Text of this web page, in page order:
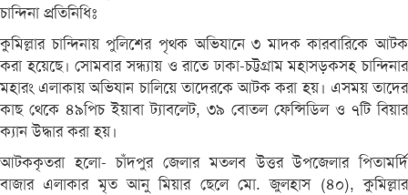
চান্দিনা প্রতিনিধিঃ
কুমিল্লার চান্দিনায় পুলিশের পৃথক অভিযানে ৩ মাদক কারবারিকে আটক
করা হয়েছে। সোমবার সন্ধ্যায় ও রাতে ঢাকা-চট্টগ্রাম মহাসড়কসহ চান্দিনার
মহারং এলাকায় অভিযান চালিয়ে তাদেরকে আটক করা হয়। এসময় তাদের
কাছ থেকে ৪৯পিচ ইয়াবা ট্যাবলেট, ৩৯ বোতল ফেন্সিডিল ও ৭টি বিয়ার
ক্যান উদ্ধার করা হয়।
আটককৃতরা হলো- চাঁদপুর জেলার মতলব উত্তর উপজেলার পিতামর্দি
বাজার এলাকার মৃত আনু মিয়ার ছেলে মো. জুলহাস (৪০), কুমিল্লার